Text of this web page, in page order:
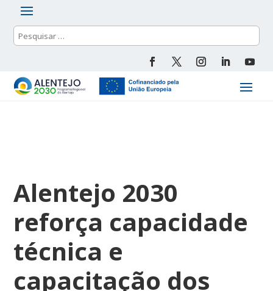
Alentejo 2030
reforça capacidade
técnica e
capacitação dos